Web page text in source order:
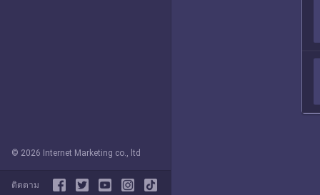
© 2026 Internet Marketing co., ltd
ติดตาม